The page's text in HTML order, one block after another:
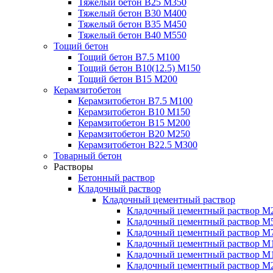
Тяжелый бетон В25 М350
Тяжелый бетон В30 М400
Тяжелый бетон В35 М450
Тяжелый бетон В40 М550
Тощий бетон
Тощий бетон В7.5 М100
Тощий бетон В10(12.5) М150
Тощий бетон В15 М200
Керамзитобетон
Керамзитобетон В7.5 М100
Керамзитобетон В10 М150
Керамзитобетон В15 М200
Керамзитобетон В20 М250
Керамзитобетон В22.5 М300
Товарный бетон
Растворы
Бетонный раствор
Кладочный раствор
Кладочный цементный раствор
Кладочный цементный раствор
Кладочный цементный раствор
Кладочный цементный раствор
Кладочный цементный раствор
Кладочный цементный раствор
Кладочный цементный раствор